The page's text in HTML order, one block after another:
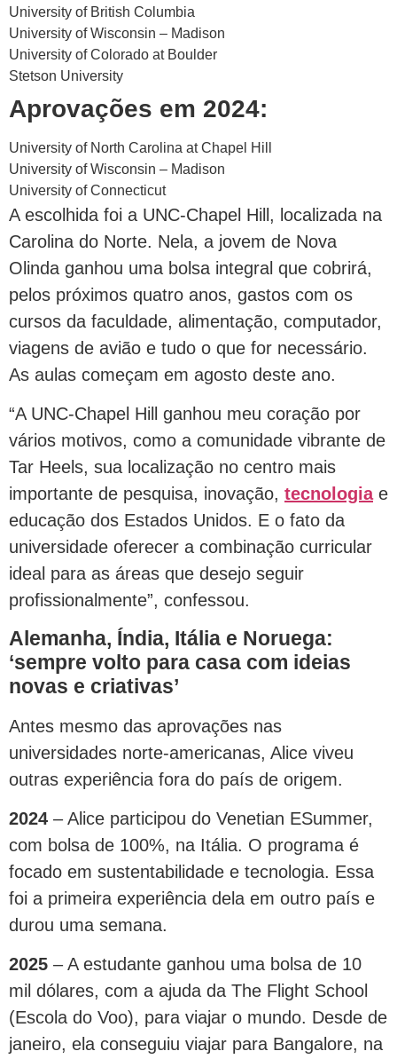
University of British Columbia
University of Wisconsin – Madison
University of Colorado at Boulder
Stetson University
Aprovações em 2024:
University of North Carolina at Chapel Hill
University of Wisconsin – Madison
University of Connecticut
A escolhida foi a UNC-Chapel Hill, localizada na
Carolina do Norte. Nela, a jovem de Nova
Olinda ganhou uma bolsa integral que cobrirá,
pelos próximos quatro anos, gastos com os
cursos da faculdade, alimentação, computador,
viagens de avião e tudo o que for necessário.
As aulas começam em agosto deste ano.
“A UNC-Chapel Hill ganhou meu coração por
vários motivos, como a comunidade vibrante de
Tar Heels, sua localização no centro mais
importante de pesquisa, inovação, tecnologia e
educação dos Estados Unidos. E o fato da
universidade oferecer a combinação curricular
ideal para as áreas que desejo seguir
profissionalmente”, confessou.
Alemanha, Índia, Itália e Noruega:
‘sempre volto para casa com ideias
novas e criativas’
Antes mesmo das aprovações nas
universidades norte-americanas, Alice viveu
outras experiência fora do país de origem.
2024 – Alice participou do Venetian ESummer,
com bolsa de 100%, na Itália. O programa é
focado em sustentabilidade e tecnologia. Essa
foi a primeira experiência dela em outro país e
durou uma semana.
2025 – A estudante ganhou uma bolsa de 10
mil dólares, com a ajuda da The Flight School
(Escola do Voo), para viajar o mundo. Desde de
janeiro, ela conseguiu viajar para Bangalore, na